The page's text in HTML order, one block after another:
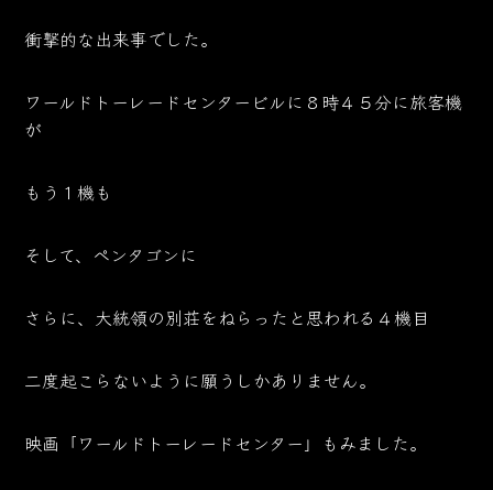
衝撃的な出来事でした。
ワールドトーレードセンタービルに８時４５分に旅客機
が
もう１機も
そして、ペンタゴンに
さらに、大統領の別荘をねらったと思われる４機目
二度起こらないように願うしかありません。
映画「ワールドトーレードセンター」もみました。